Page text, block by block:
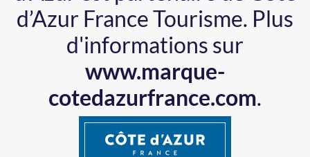
d’Azur France Tourisme. Plus
d'informations sur
www.marque-
cotedazurfrance.com.